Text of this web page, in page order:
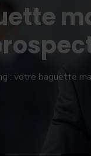
: votre baguette